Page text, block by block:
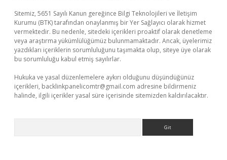
Sitemiz, 5651 Sayılı Kanun gereğince Bilgi Teknolojileri ve İletişim
Kurumu (BTK) tarafından onaylanmış bir Yer Sağlayıcı olarak hizmet
vermektedir. Bu nedenle, sitedeki içerikleri proaktif olarak denetleme
veya araştırma yükümlülüğümüz bulunmamaktadır. Ancak, üyelerimiz
yazdıkları içeriklerin sorumluluğunu taşımakta olup, siteye üye olarak
bu sorumluluğu kabul etmiş sayılırlar.
Hukuka ve yasal düzenlemelere aykırı olduğunu düşündüğünüz
içerikleri, backlinkpanelicomtr@gmail.com adresine bildirmeniz
halinde, ilgili içerikler yasal süre içerisinde sitemizden kaldırılacaktır.